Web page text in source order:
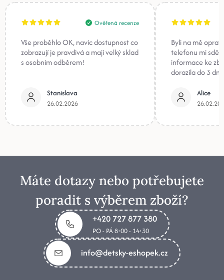
Ověřená recenze
Vše proběhlo OK, navíc dostupnost co
zobrazují je pravdivá a mají velký sklad
s osobním odběrem!
Stanislava
26.02.2026
Byli na mě
telefonu mi
informace ke
dorazila do 3
Alice
Máte dotazy nebo potřebujete
poradit s výběrem zboží?
+420 727 877 380
PO - PÁ 8:00 - 14:30
info@detsky-eshopek.cz